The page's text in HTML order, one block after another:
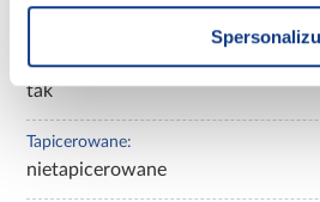
Bez materaca
Stelaż w komplecie:
tak
Tapicerowane:
nietapicerowane